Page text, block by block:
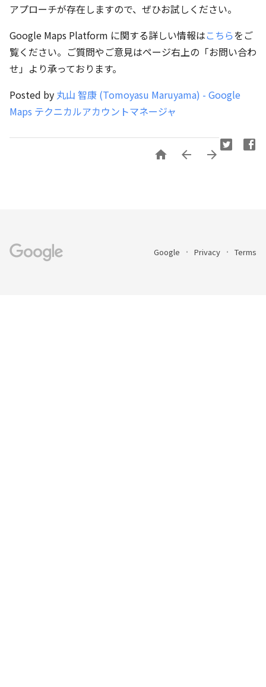
アプローチが存在しますので、ぜひお試しください。
Google Maps Platform に関する詳しい情報はこちらをご
覧ください。ご質問やご意見はページ右上の「お問い合わ
せ」より承っております。
Posted by 丸山 智康 (Tomoyasu Maruyama) - Google
Maps テクニカルアカウントマネージャ
  
Google Privacy Terms